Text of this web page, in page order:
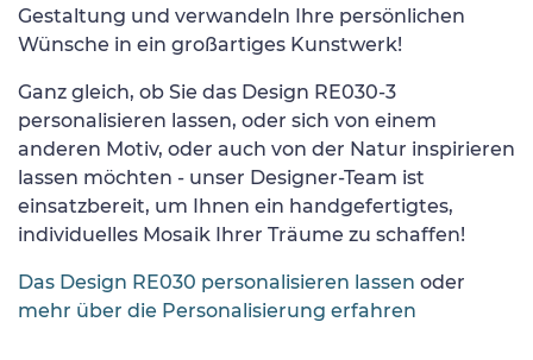
Gestaltung und verwandeln Ihre persönlichen
Wünsche in ein großartiges Kunstwerk!
Ganz gleich, ob Sie das Design RE030-3
personalisieren lassen, oder sich von einem
anderen Motiv, oder auch von der Natur inspirieren
lassen möchten - unser Designer-Team ist
einsatzbereit, um Ihnen ein handgefertigtes,
individuelles Mosaik Ihrer Träume zu schaffen!
Das Design RE030 personalisieren lassen oder
mehr über die Personalisierung erfahren